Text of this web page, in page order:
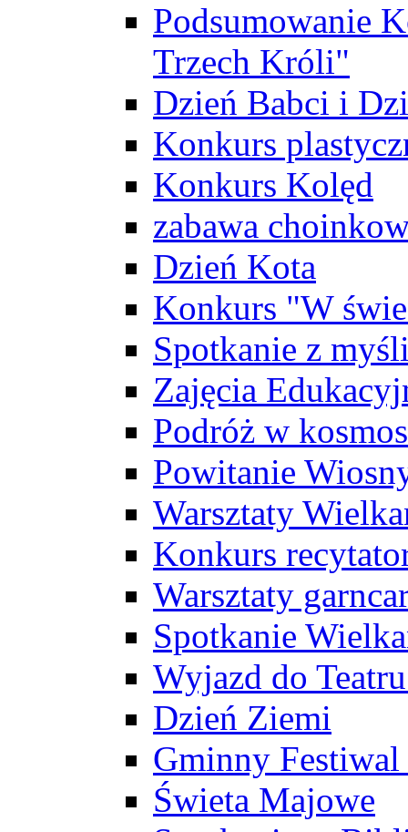
Podsumowanie
Trzech Króli"
Dzień Babci i
Konkurs
Konkurs Kolęd
zabawa
Dzień Kota
Konkurs "W
Spotkanie z
Zajęcia
Podróż w kosmos
Powitanie
Warsztaty
Konkurs
Warsztaty
Spotkanie
Wyjazd do
Dzień Ziemi
Gminny
Świeta Majowe